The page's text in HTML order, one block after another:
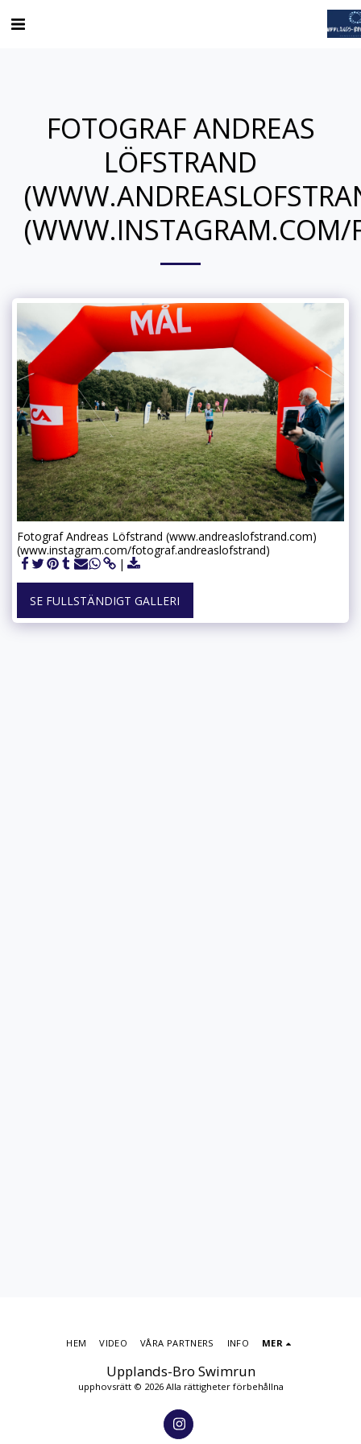
FOTOGRAF ANDREAS
LÖFSTRAND
(WWW.INSTAGRAM.COM/
Fotograf Andreas Löfstrand (www.andreaslofstrand.com)
(www.instagram.com/fotograf.andreaslofstrand)
SE FULLSTÄNDIGT GALLERI
Upplands-Bro Swimrun
upphovsrätt © 2026 Alla rättigheter förbehållna
HEM VIDEO VÅRA PARTNERS INFO MER